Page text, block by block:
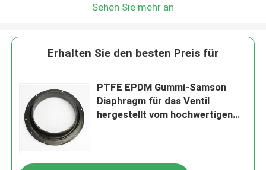
Sehen Sie mehr an
Erhalten Sie den besten Preis für
PTFE EPDM Gummi-Samson
Diaphragm für das Ventil
hergestellt vom hochwertigen